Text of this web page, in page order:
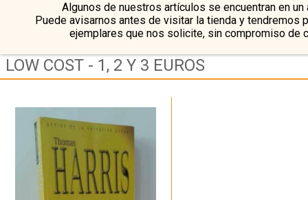
Algunos de nuestros artículos se encuentran en un
Puede avisarnos antes de visitar la tienda y tendremos
ejemplares que nos solicite, sin compromiso de
LOW COST - 1, 2 Y 3 EUROS